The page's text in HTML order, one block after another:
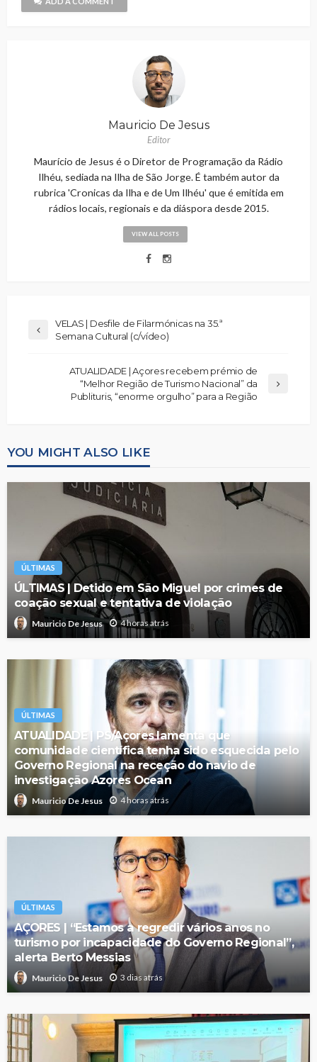
Mauricio De Jesus
Editor
Maurício de Jesus é o Diretor de Programação da Rádio
Ilhéu, sediada na Ilha de São Jorge. É também autor da
rubrica 'Cronicas da Ilha e de Um Ilhéu' que é emitida em
rádios locais, regionais e da diáspora desde 2015.
VIEW ALL POSTS
VELAS | Desfile de Filarmónicas na 35.ª
Semana Cultural (c/vídeo)
ATUALIDADE | Açores recebem prémio de
“Melhor Região de Turismo Nacional” da
Publituris, “enorme orgulho” para a Região
YOU MIGHT ALSO LIKE
ÚLTIMAS
ÚLTIMAS | Detido em São Miguel por crimes de
coação sexual e tentativa de violação
Mauricio De Jesus 4 horas atrás
ÚLTIMAS
ATUALIDADE | PS/Açores lamenta que
comunidade científica tenha sido esquecida pelo
Governo Regional na receção do navio de
investigação Azores Ocean
Mauricio De Jesus 4 horas atrás
ÚLTIMAS
AÇORES | “Estamos a regredir vários anos no
turismo por incapacidade do Governo Regional”,
alerta Berto Messias
Mauricio De Jesus 3 dias atrás